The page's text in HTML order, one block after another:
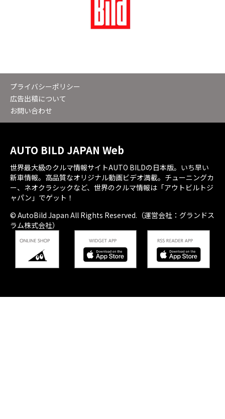
プライバシーポリシー
広告出稿について
お問い合わせ
AUTO BILD JAPAN Web
世界最大級のクルマ情報サイトAUTO BILDの日本版。いち早い
新車情報。高品質なオリジナル動画ビデオ満載。チューニングカ
ー、ネオクラシックなど、世界のクルマ情報は「アウトビルトジ
ャパン」でゲット！
© AutoBild Japan All Rights Reserved.（運営会社：グランドス
ラム株式会社）